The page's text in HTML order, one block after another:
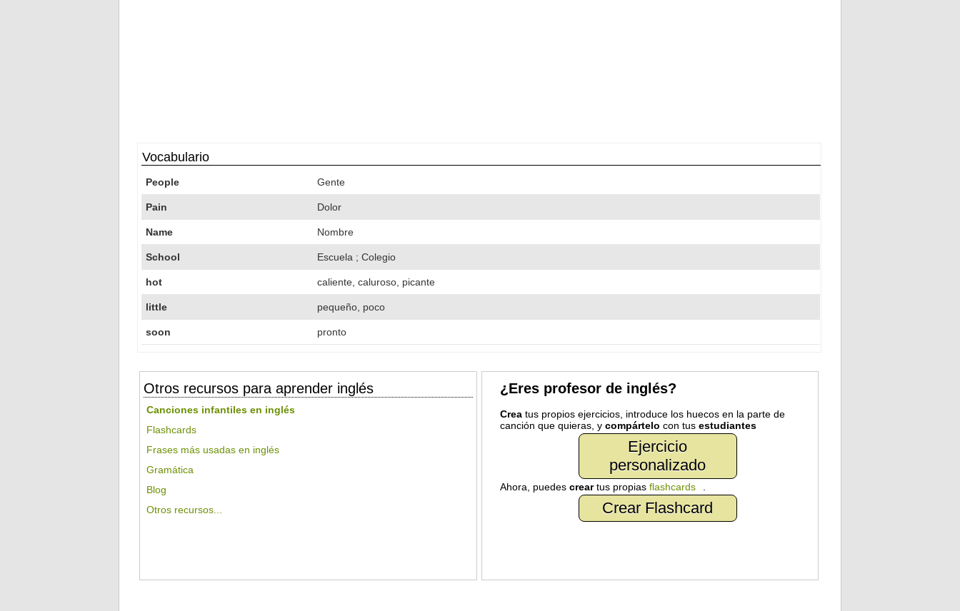
Vocabulario
People Gente
Pain Dolor
Name Nombre
School Escuela ; Colegio
hot caliente, caluroso, picante
little pequeño, poco
soon pronto
Otros recursos para aprender inglés
Canciones infantiles en inglés
Flashcards
Frases más usadas en inglés
Gramática
Blog
Otros recursos...
¿Eres profesor de inglés?
Creatus propios ejercicios, introduce los huecos en la parte de
canción que quieras, y compártelo con tus estudiantes
Ejercicio
personalizado
Ahora, puedes creartus propias flashcards
Crear Flashcard